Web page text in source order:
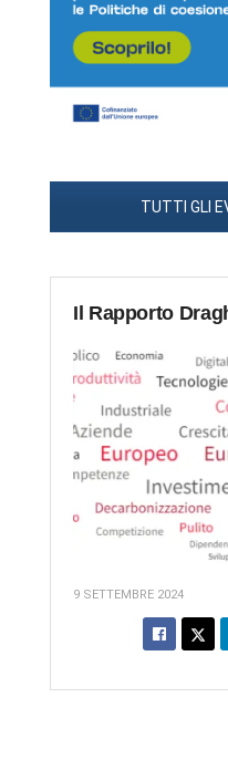
TUTTI GLI
Il Rapporto
9 SETTEMBRE 2024